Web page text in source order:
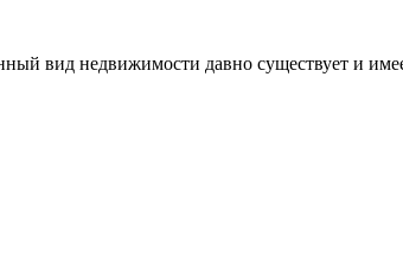
вид недвижимости давно существует и